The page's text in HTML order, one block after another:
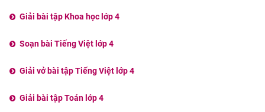
Giải bài tập Khoa học lớp 4
Soạn bài Tiếng Việt lớp 4
Giải vở bài tập Tiếng Việt lớp 4
Giải bài tập Toán lớp 4